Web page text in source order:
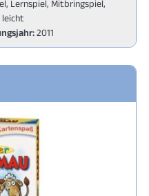
Lernspiel, Mitbringspiel,
leicht
2011